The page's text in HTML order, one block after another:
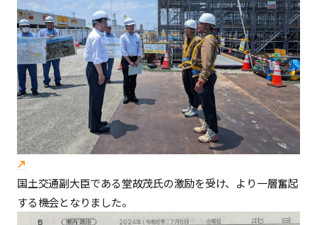
国土交通副大臣である堂故茂氏の激励を受け、より一層奮起
する機会となりました。